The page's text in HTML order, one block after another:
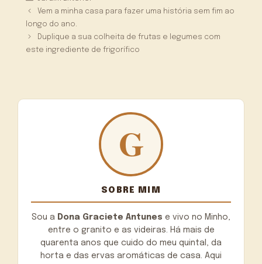
Vem a minha casa para fazer uma história sem fim ao
longo do ano.
Duplique a sua colheita de frutas e legumes com
este ingrediente de frigorífico
SOBRE MIM
Sou a Dona Graciete Antunes e vivo no Minho,
entre o granito e as videiras. Há mais de
quarenta anos que cuido do meu quintal, da
horta e das ervas aromáticas de casa. Aqui